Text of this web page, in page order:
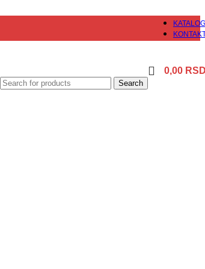
KATALOG
Search
0,00